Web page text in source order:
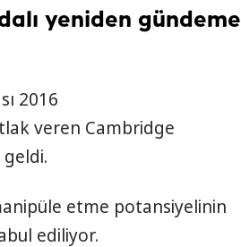
yeniden gündeme
2016
veren Cambridge
etme potansiyelinin
ediliyor.